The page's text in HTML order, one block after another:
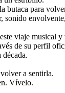
butaca para
sonido
viaje musical
de su perfil
a sentirla.
Vívelo.